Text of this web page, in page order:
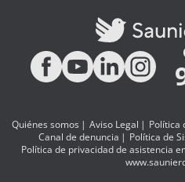
Quiénes somos Aviso Legal Política
Canal de denuncia
Política de
Política de privacidad de asistencia